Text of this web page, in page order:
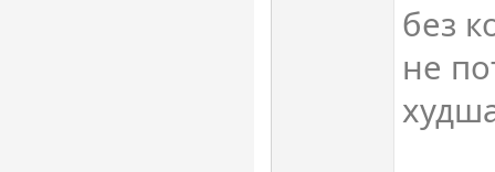
без
не